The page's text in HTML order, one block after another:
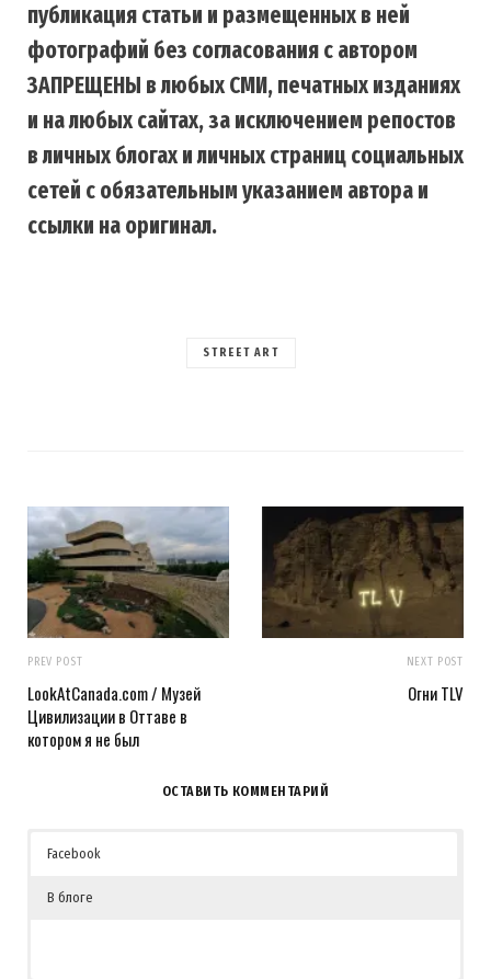
публикация статьи и размещенных в ней
фотографий без согласования с автором
ЗАПРЕЩЕНЫ в любых СМИ, печатных изданиях
и на любых сайтах, за исключением репостов
в личных блогах и личных страниц социальных
сетей с обязательным указанием автора и
ссылки на оригинал.
STREET ART
PREV POST
LookAtCanada.com / Музей
Цивилизации в Оттаве в
котором я не был
NEXT POST
Огни TLV
ОСТАВИТЬ КОММЕНТАРИЙ
Facebook
В блоге